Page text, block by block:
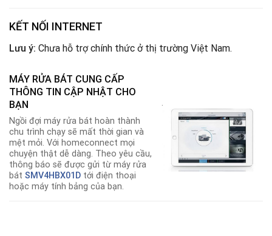
KẾT NỐI INTERNET
Lưu ý: Chưa hỗ trợ chính thức ở thị trường Việt Nam.
MÁY RỬA BÁT CUNG CẤP
THÔNG TIN CẬP NHẬT CHO
BẠN
Ngồi đợi máy rửa bát hoàn thành
chu trình chạy sẽ mất thời gian và
mệt mỏi. Với homeconnect mọi
chuyện thật dễ dàng. Theo yêu cầu,
thông báo sẽ được gửi từ máy rửa
bát SMV4HBX01D tới điện thoại
hoặc máy tính bảng của bạn.
.